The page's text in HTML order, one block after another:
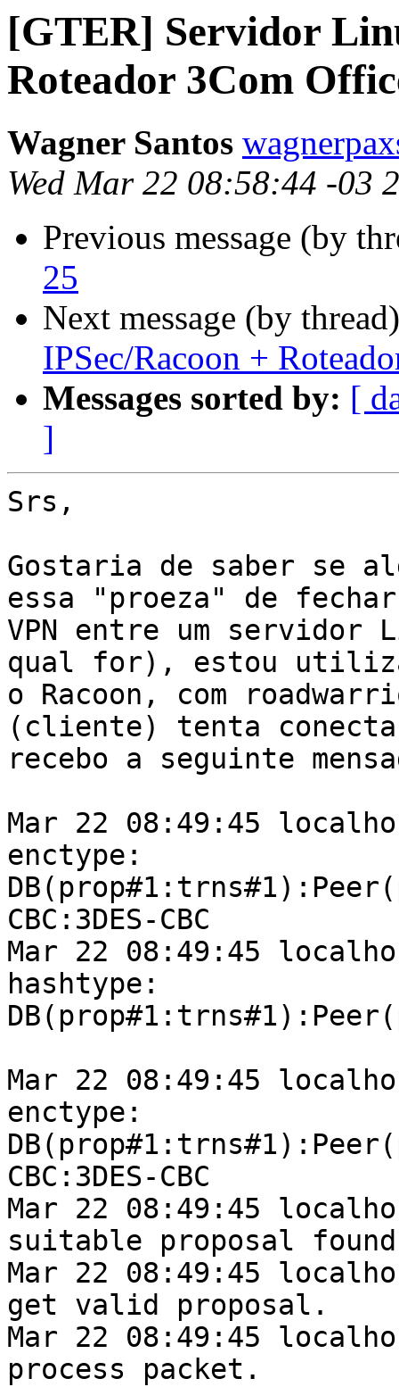
[GTER] Servidor
Roteador 3Com
Wagner Santos
Wed Mar 22 08:58:44 -03
Previous message (by
25
Next message (by
IPSec/Racoon +
Messages sorted by: [
]
Srs,
Gostaria de saber se
essa "proeza" de
VPN entre um servidor
qual for), estou
o Racoon, com
(cliente) tenta
recebo a seguinte
Mar 22 08:49:45
enctype:
CBC:3DES-CBC
Mar 22 08:49:45
hashtype:
Mar 22 08:49:45
enctype:
CBC:3DES-CBC
Mar 22 08:49:45
suitable proposal
Mar 22 08:49:45
get valid proposal.
Mar 22 08:49:45
process packet.